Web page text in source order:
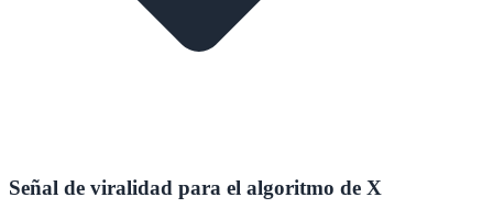
Señal de viralidad para el algoritmo de X